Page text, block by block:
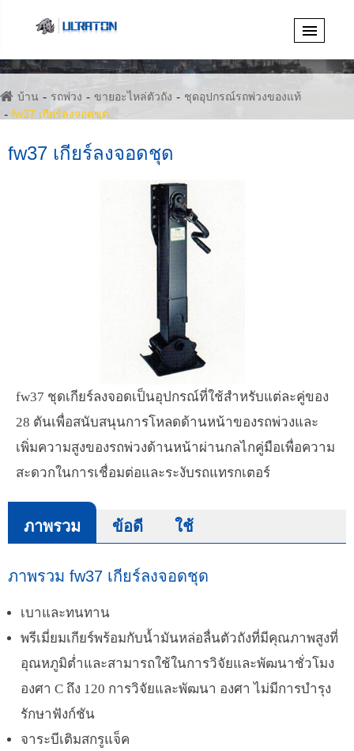
บ้าน รถพ่วง ขายอะไหล่ตัวถัง
ชุดอุปกรณ์รถพ่วงของแท้
fw37 เกียร์ลงจอดชุด
fw37 เกียร์ลงจอดชุด
fw37 ชุดเกียร์ลงจอดเป็นอุปกรณ์ที่ใช้สำหรับแต่ละคู่ของ
28 ตันเพื่อสนับสนุนการโหลดด้านหน้าของรถพ่วงและ
เพิ่มความสูงของรถพ่วงด้านหน้าผ่านกลไกคู่มือเพื่อความ
สะดวกในการเชื่อมต่อและระงับรถแทรกเตอร์
ภาพรวม ข้อดี ใช้
ภาพรวม fw37 เกียร์ลงจอดชุด
เบาและทนทาน
พรีเมี่ยมเกียร์พร้อมกับน้ำมันหล่อลื่นตัวถังที่มีคุณภาพสูงที่
อุณหภูมิต่ำและสามารถใช้ในการวิจัยและพัฒนาชั่วโมง
องศา C ถึง 120 การวิจัยและพัฒนา องศา ไม่มีการบำรุง
รักษาฟังก์ชัน
จาระบีเติมสกรูแจ็ค